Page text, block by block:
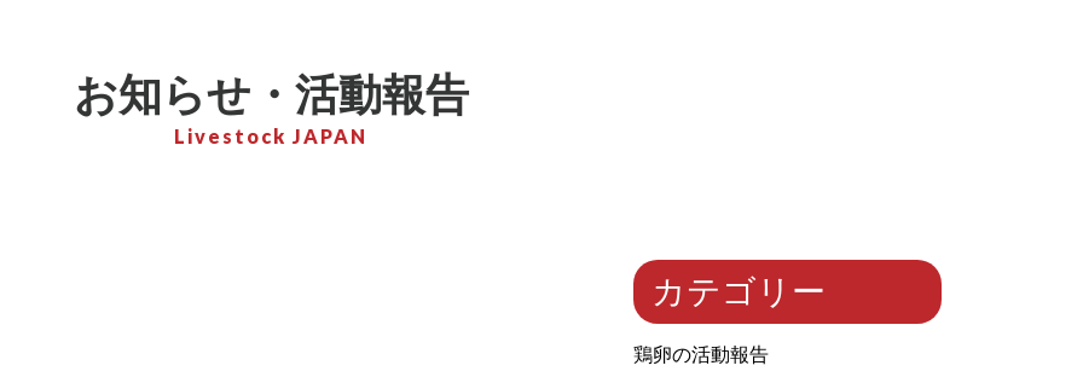
お知らせ・活動報告
Livestock JAPAN
カテゴリー
鶏卵の活動報告